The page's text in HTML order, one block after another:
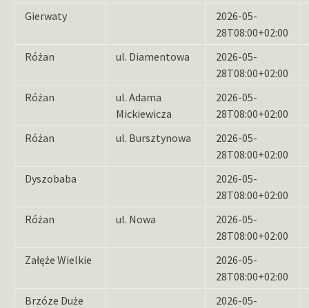
Gierwaty
2026-05-
28T08:00+02:00
Różan
ul. Diamentowa
2026-05-
28T08:00+02:00
Różan
ul. Adama
Mickiewicza
2026-05-
28T08:00+02:00
Różan
ul. Bursztynowa
2026-05-
28T08:00+02:00
Dyszobaba
2026-05-
28T08:00+02:00
Różan
ul. Nowa
2026-05-
28T08:00+02:00
Załęże Wielkie
2026-05-
28T08:00+02:00
Brzóze Duże
2026-05-